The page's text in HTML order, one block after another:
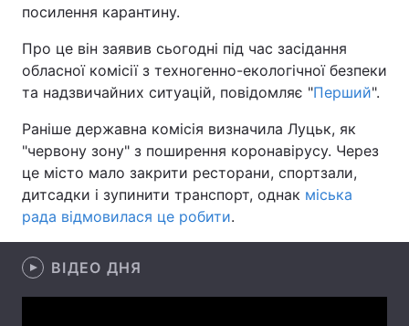
Техно і зв'язок
Зброя Інциденти
Здоров'я Туризм
Цікавинки Погода
Регіони
Лонгріди
Відео з Youtube
посилення карантину.
Про це він заявив сьогодні під час засідання
обласної комісії з техногенно-екологічної безпеки
та надзвичайних ситуацій, повідомляє "Перший".
Раніше державна комісія визначила Луцьк, як
"червону зону" з поширення коронавірусу. Через
це місто мало закрити ресторани, спортзали,
дитсадки і зупинити транспорт, однак міська
рада відмовилася це робити.
ВІДЕО ДНЯ